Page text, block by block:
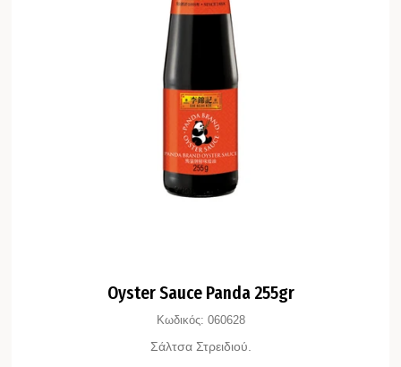
Oyster Sauce Panda 255gr
Κωδικός: 060628
Σάλτσα Στρειδιού.